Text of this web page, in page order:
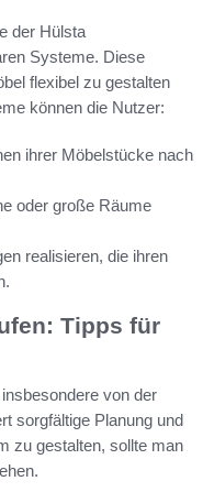
der Hülsta
Systeme. Diese
flexibel zu gestalten
können die Nutzer:
ihrer Möbelstücke nach
oder große Räume
realisieren, die ihren
Tipps für
von der
sorgfältige Planung und
zu gestalten, sollte man